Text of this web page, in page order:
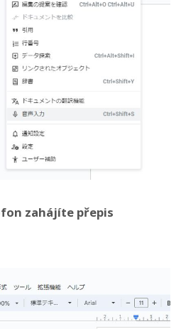
zahájíte přepis